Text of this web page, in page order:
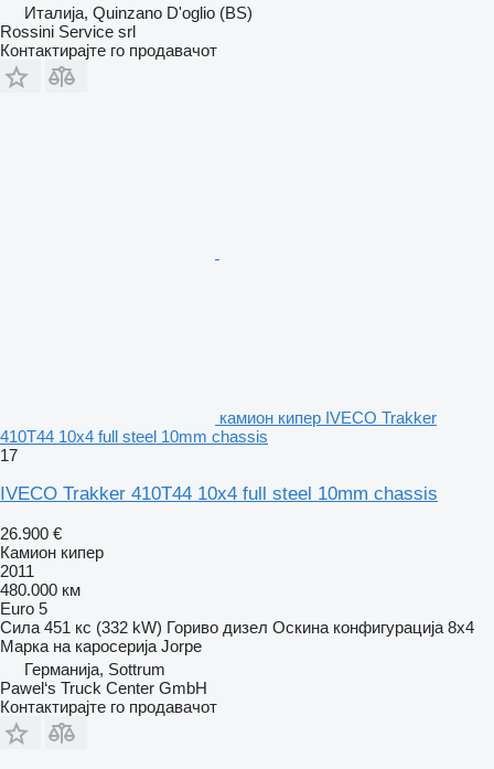
Италија, Quinzano D'oglio (BS)
Rossini Service srl
Контактирајте го продавачот
камион кипер IVECO Trakker
410T44 10x4 full steel 10mm chassis
17
IVECO Trakker 410T44 10x4 full steel 10mm chassis
26.900 €
Камион кипер
2011
480.000 км
Euro 5
Сила 451 кс (332 kW) Гориво дизел Оскина конфигурација 8x4
Марка на каросерија Jorpe
Германија, Sottrum
Pawel‘s Truck Center GmbH
Контактирајте го продавачот